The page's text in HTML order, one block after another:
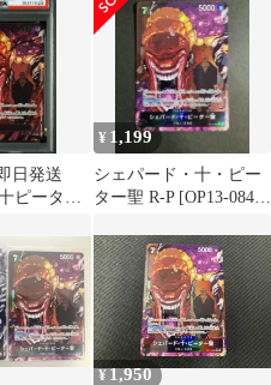
日発送
ピーター
¥ 1,199
シェパード・十・ピー
ター聖 R-P [OP13-084]
¥1,950